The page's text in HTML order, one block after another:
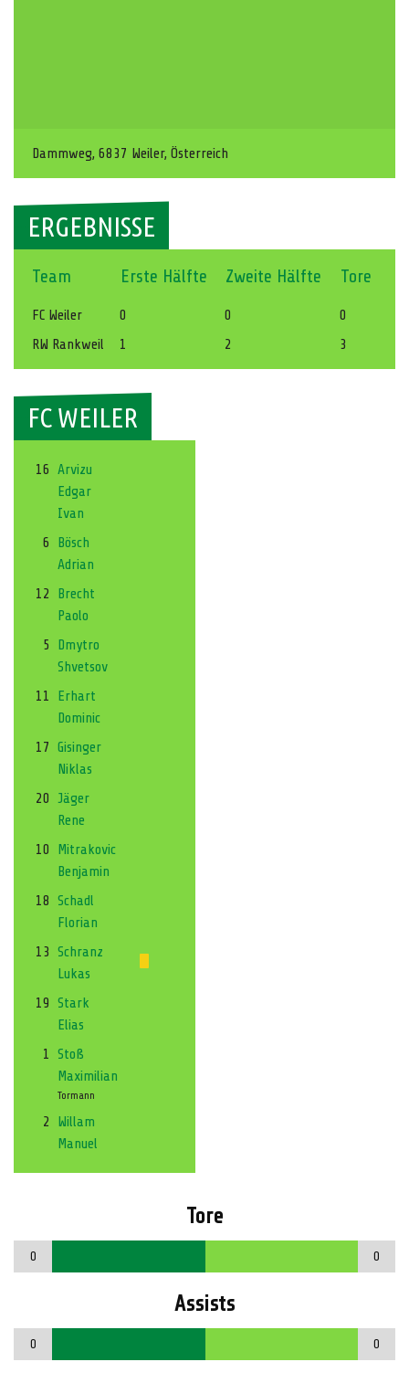
Dammweg, 6837 Weiler, Österreich
ERGEBNISSE
Team Erste Hälfte Zweite Hälfte Tore
FC Weiler 0 0
0
RW Rankweil
1 2 3
FC WEILER
16 Arvizu
Edgar
Ivan
6
Bösch
Adrian
12
Brecht
Paolo
5
Dmytro
Shvetsov
11
Erhart
Dominic
17 Gisinger
Niklas
20
Jäger
Rene
10
Mitrakovic
Benjamin
18 Schadl
Florian
13 Schranz
Lukas
19 Stark
Elias
1 Stoß
Maximilian
Tormann
2
Willam
Manuel
Tore
0 0
Assists
0 0